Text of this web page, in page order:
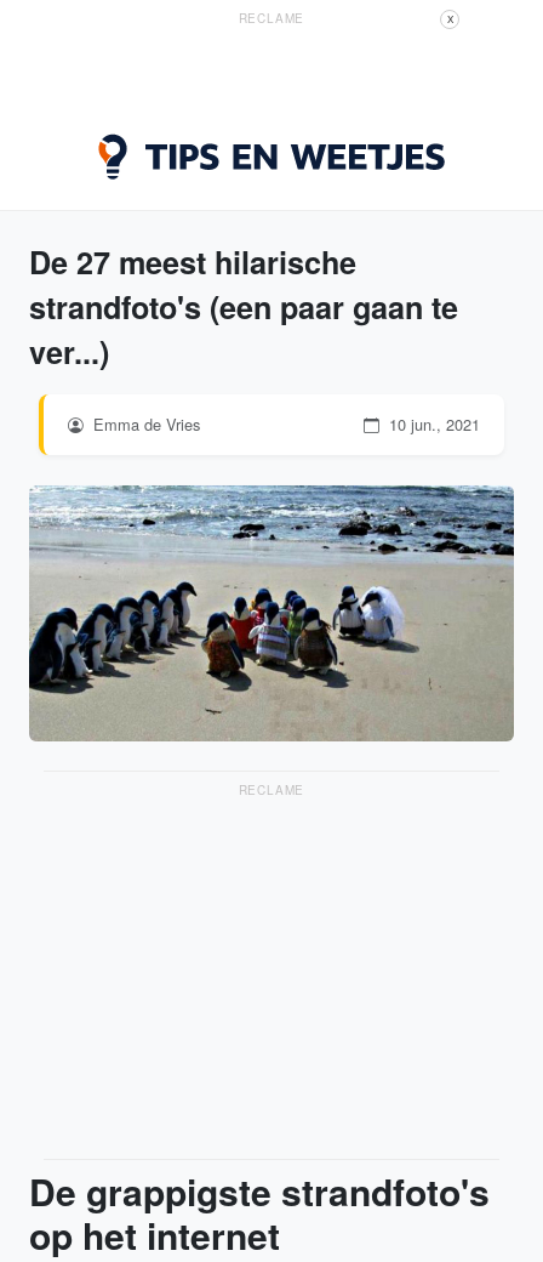
RECLAME X
De 27 meest hilarische
strandfoto's (een paar gaan te
ver...)
Emma de Vries 10 jun., 2021
RECLAME
De grappigste strandfoto's
op het internet